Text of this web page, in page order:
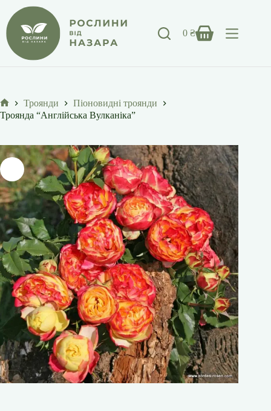
Перейти
вмісту
Кошик
0₴
Головна
Троянди
Піоновидні троянди
Троянда “Англійська Вулканіка”